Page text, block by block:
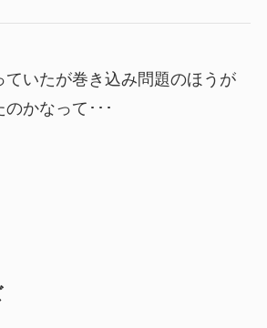
ていたが巻き込み問題のほうが
かなって･･･